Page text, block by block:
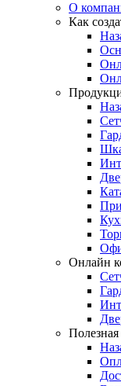
О
Как
Онлайн